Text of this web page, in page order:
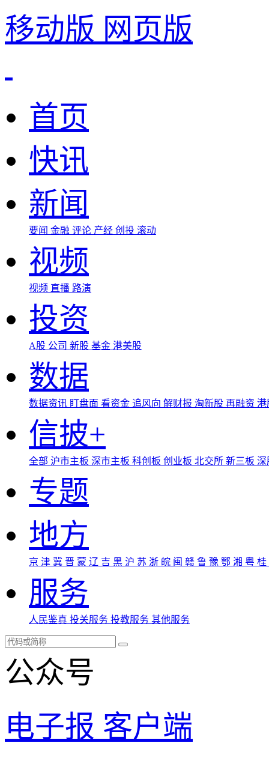
移动版 网页版
首页
快讯
新闻
要闻 金融 评论 产经 创投 滚动
视频
视频 直播 路演
投资
A股 公司 新股 基金 港美股
数据
数据资讯 盯盘面 看资金 追风向 解财报 淘新股 再融资
信披+
全部 沪市主板 深市主板 科创板 创业板 北交所 新三板
专题
地方
京 津 冀 晋 蒙 辽 吉 黑 沪 苏 浙 皖 闽 赣 鲁 豫 鄂 湘 粤 桂
服务
人民鉴真 投关服务 投教服务 其他服务
公众号
电子报 客户端